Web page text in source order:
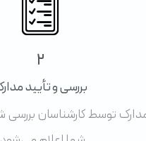
2
بررسی و تأیید
توسط کارشناسان بررسی